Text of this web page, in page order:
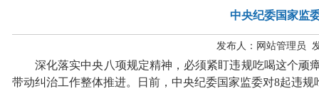
中央纪委国家监
发布人：网站管理员
深化落实中央八项规定精神，必须紧盯违规吃喝这个顽
带动纠治工作整体推进。日前，中央纪委国家监委对8起违